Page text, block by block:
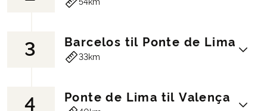
Dette er den første etappe på turen mot
Santiago, og uansett om du er religiøs
portugisiske Camino en spesiell
opplevelse. Muligvis fordi man er så
3 Barcelos til Ponte de Lima
33km
Dronning Isabel af Portugal (1271 - 1336)
4 Ponte de Lima til Valença